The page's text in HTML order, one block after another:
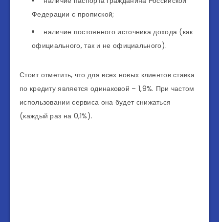
Федерации с пропиской;
наличие постоянного источника дохода (как
официального, так и не официального).
Стоит отметить, что для всех новых клиентов ставка
по кредиту является одинаковой – 1,9%. При частом
использовании сервиса она будет снижаться
(каждый раз на 0,1%).